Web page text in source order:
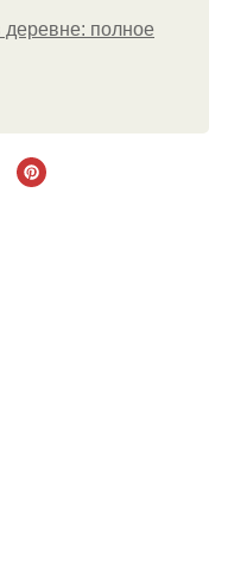
полное